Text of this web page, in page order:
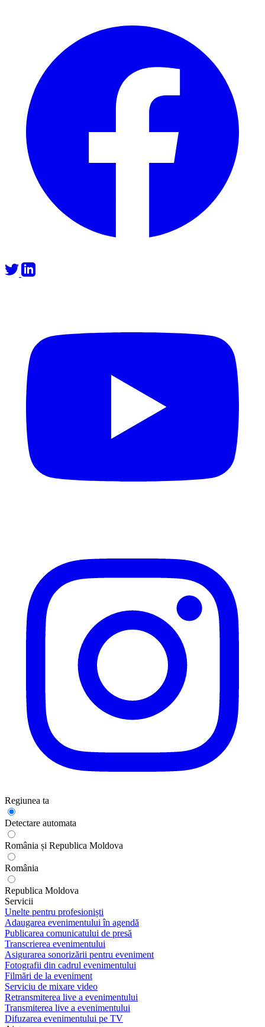
Regiunea ta
Detectare automata
România și Republica Moldova
România
Republica Moldova
Servicii
Unelte pentru profesioniști
Adaugarea evenimentului în agendă
Publicarea comunicatului de presă
Transcrierea evenimentului
Asigurarea sonorizării pentru eveniment
Fotografii din cadrul evenimentului
Filmări de la eveniment
Serviciu de mixare video
Retransmiterea live a evenimentului
Transmiterea live a evenimentului
Difuzarea evenimentului pe TV